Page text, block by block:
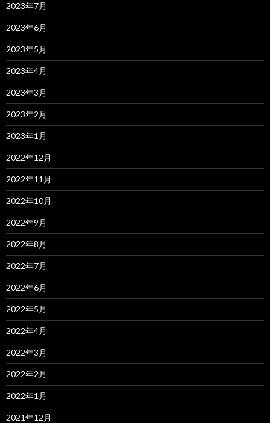
2023年7月
2023年6月
2023年5月
2023年4月
2023年3月
2023年2月
2023年1月
2022年12月
2022年11月
2022年10月
2022年9月
2022年8月
2022年7月
2022年6月
2022年5月
2022年4月
2022年3月
2022年2月
2022年1月
2021年12月